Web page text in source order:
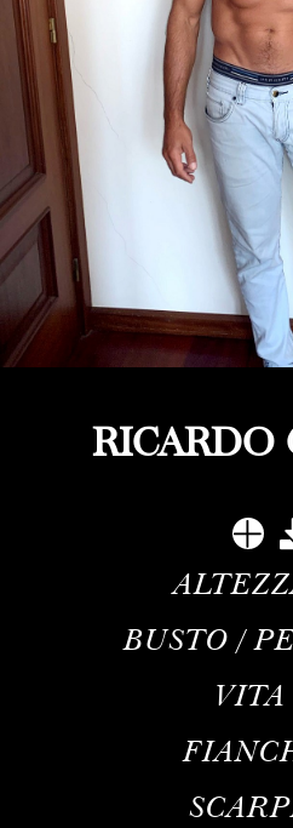
RICARDO
BUSTO /
VITA